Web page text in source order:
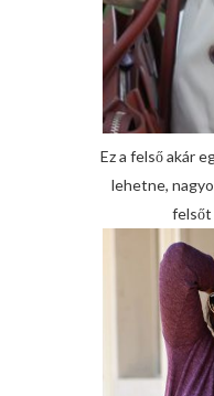
Ez a felső akár
lehetne,
felsőt